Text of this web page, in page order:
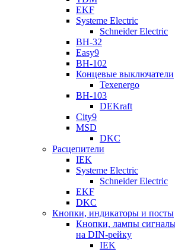
EKF
Systeme Electric
Schneider Electric
ВН-32
Easy9
ВН-102
Концевые выключатели
Texenergo
ВН-103
DEKraft
City9
MSD
DKC
Расцепители
IEK
Systeme Electric
Schneider Electric
EKF
DKC
Кнопки, индикаторы и посты
Кнопки, лампы
на DIN-рейку
IEK